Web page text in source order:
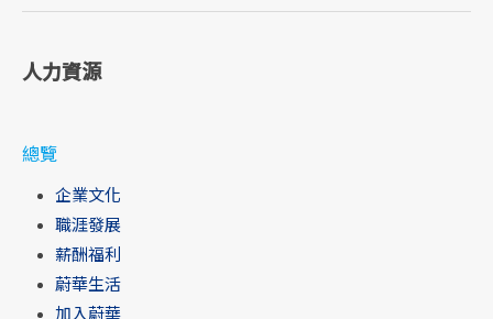
人力資源
總覽
企業文化
職涯發展
薪酬福利
蔚華生活
加入蔚華